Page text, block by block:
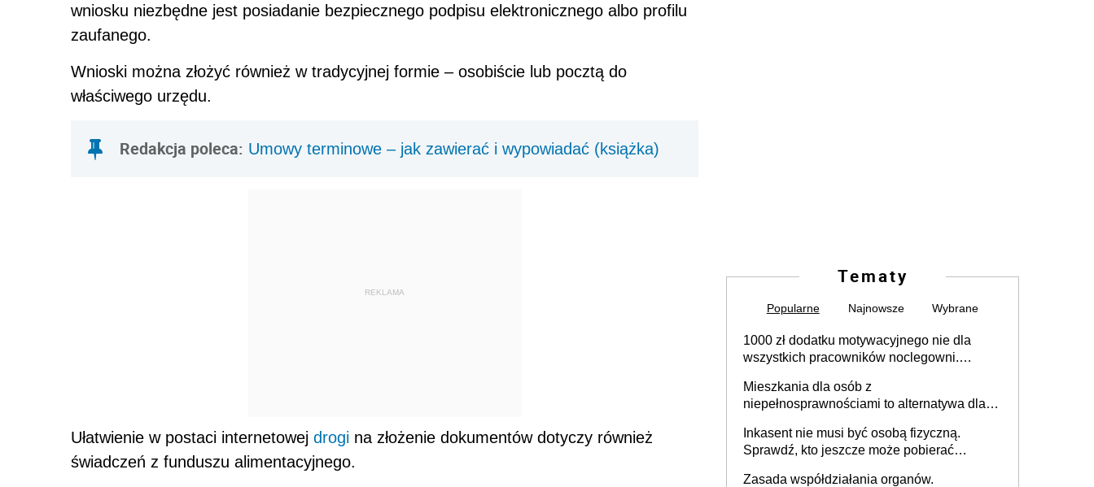
wniosku niezbędne jest posiadanie bezpiecznego podpisu elektronicznego albo profilu
zaufanego.
Wnioski można złożyć również w tradycyjnej formie – osobiście lub pocztą do
właściwego urzędu.
Redakcja poleca: Umowy terminowe – jak zawierać i wypowiadać (książka)
REKLAMA
Ułatwienie w postaci internetowej drogi na złożenie dokumentów dotyczy również
świadczeń z funduszu alimentacyjnego.
Tematy
Popularne Najnowsze Wybrane
1000 zł dodatku motywacyjnego nie dla
wszystkich pracowników noclegowni.
Mieszkania dla osób z
niepełnosprawnościami to alternatywa dla
samodzielnie lub z rodziną
Inkasent nie musi być osobą fizyczną.
Sprawdź, kto jeszcze może pobierać
Zasada współdziałania organów.